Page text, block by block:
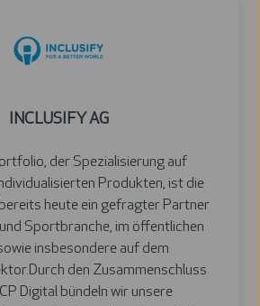
INCLUSIFY AG
der Spezialisierung auf
Produkten, ist die
bereits heute ein gefragter Partner
Sportbranche, im öffentlichen
insbesondere auf dem
den Zusammenschluss
Digital bündeln wir unsere